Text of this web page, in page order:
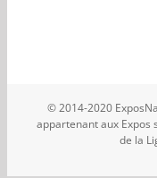
© 2014-2020
appartenant aux Expos
de la